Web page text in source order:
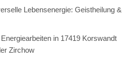
Lebensenergie: Geistheilung &
in 17419 Korswandt
Zirchow